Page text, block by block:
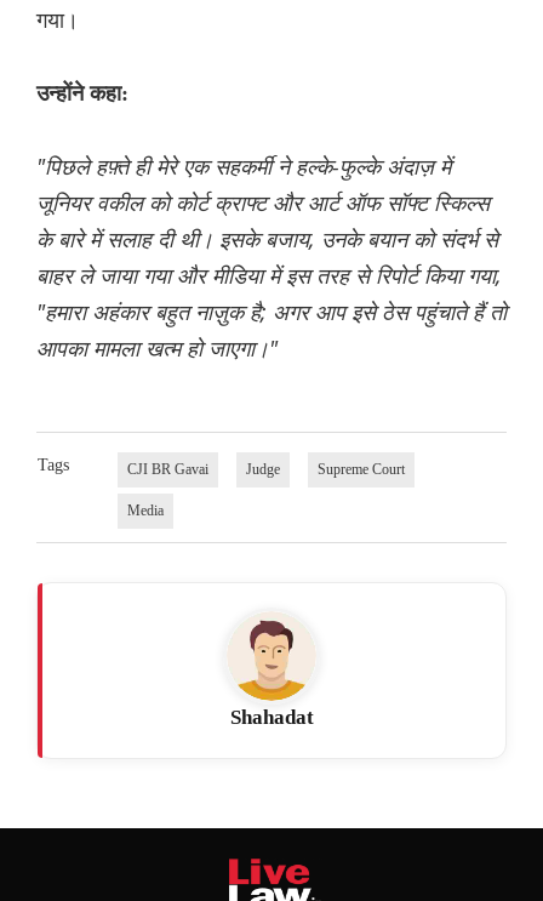
गया।
उन्होंने कहा:
"पिछले हफ़्ते ही मेरे एक सहकर्मी ने हल्के-फुल्के अंदाज़ में
जूनियर वकील को कोर्ट क्राफ्ट और आर्ट ऑफ सॉफ्ट स्किल्स
के बारे में सलाह दी थी। इसके बजाय, उनके बयान को संदर्भ से
बाहर ले जाया गया और मीडिया में इस तरह से रिपोर्ट किया गया,
"हमारा अहंकार बहुत नाज़ुक है; अगर आप इसे ठेस पहुंचाते हैं तो
आपका मामला खत्म हो जाएगा।"
Tags CJI BR Gavai Judge Supreme Court
Media
Shahadat